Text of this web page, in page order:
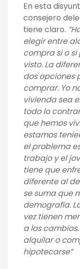
En esta
consejero
tiene claro.
elegir entre
compra si o
visto. La
dos opciones
comprar. Yo
vivienda sea
todo lo
que hemos
estamos
el problema
trabajo y el
tiene que
diferente al de
se suma que
demografía.
vez tienen
a los
alquilar o
hipotecarse”